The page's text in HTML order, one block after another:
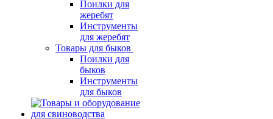
Поилки для
жеребят
Инструменты
для жеребят
Товары для быков
Поилки для
быков
Инструменты
для быков